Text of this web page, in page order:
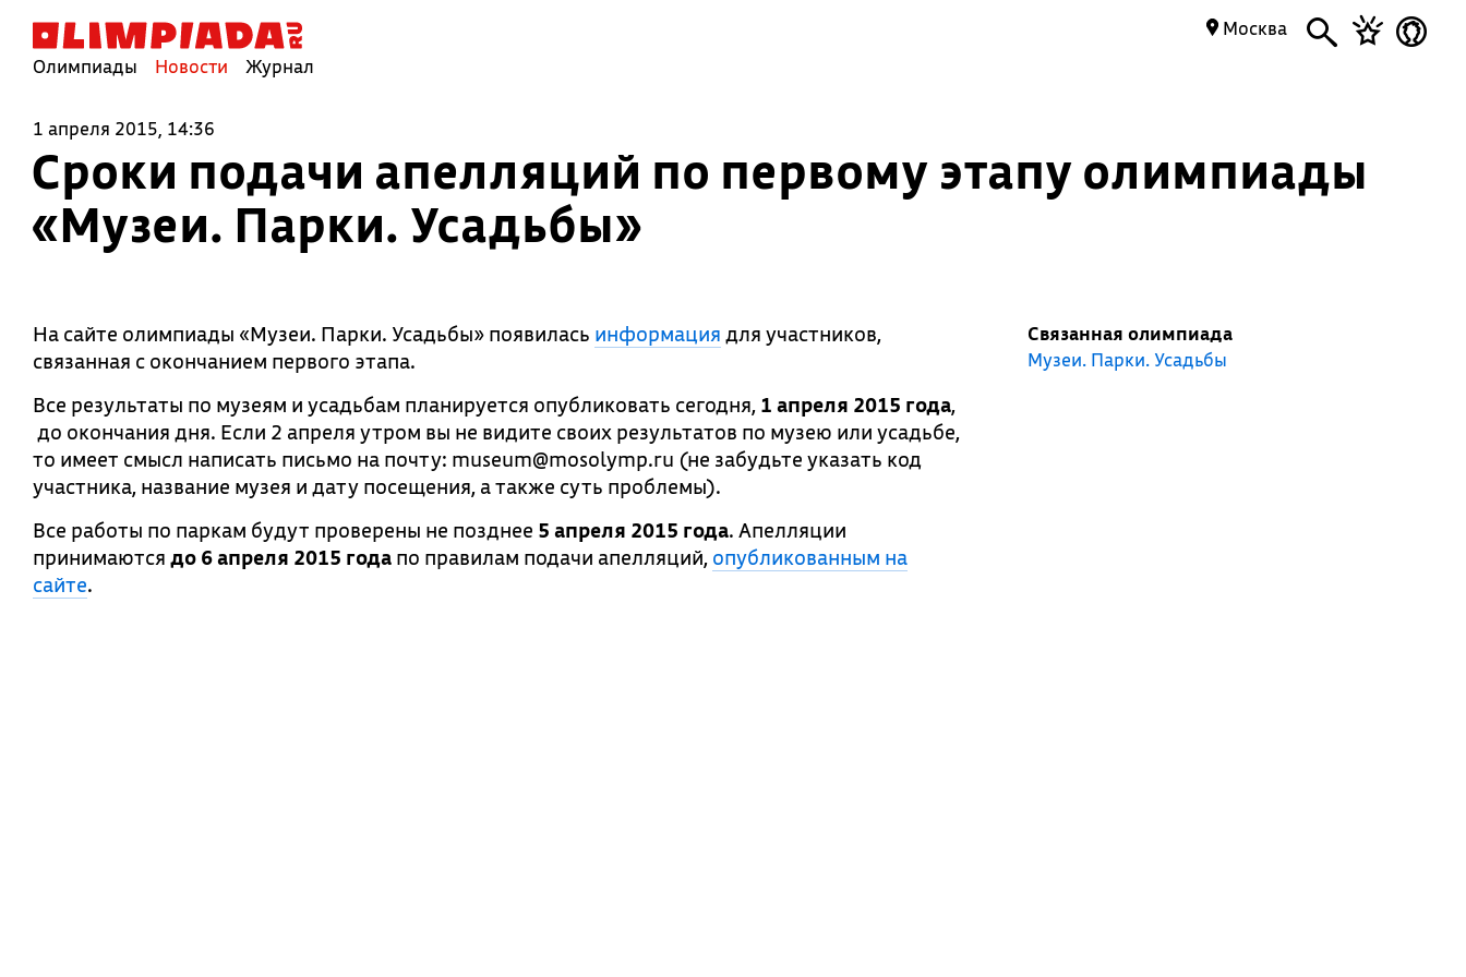
Олимпиады Новости Журнал
Москва
1 апреля 2015, 14:36
Сроки подачи апелляций по первому этапу олимпиады
«Музеи. Парки. Усадьбы»
На сайте олимпиады «Музеи. Парки. Усадьбы» появилась информация для участников,
связанная с окончанием первого этапа.
Все результаты по музеям и усадьбам планируется опубликовать сегодня, 1 апреля 2015 года,
до окончания дня. Если 2 апреля утром вы не видите своих результатов по музею или усадьбе,
то имеет смысл написать письмо на почту: museum@mosolymp.ru (не забудьте указать код
участника, название музея и дату посещения, а также суть проблемы).
Все работы по паркам будут проверены не позднее 5 апреля 2015 года. Апелляции
принимаются до 6 апреля 2015 года по правилам подачи апелляций, опубликованным на
сайте.
Связанная олимпиада
Музеи. Парки. Усадьбы